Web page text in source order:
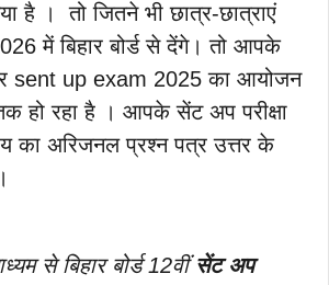
है । तो जितने भी छात्र-छात्राएं
में बिहार बोर्ड से देंगे। तो आपके
sent up exam 2025 का आयोजन
हो रहा है । आपके सेंट अप परीक्षा
का अरिजनल प्रश्न पत्र उत्तर के
से बिहार बोर्ड 12वींसेंट अप